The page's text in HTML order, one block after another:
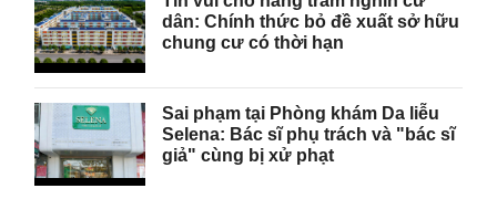
dân: Chính thức bỏ đề xuất sở hữu
chung cư có thời hạn
Sai phạm tại Phòng khám Da liễu
Selena: Bác sĩ phụ trách và "bác sĩ
giả" cùng bị xử phạt